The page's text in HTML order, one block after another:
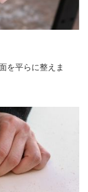
を平らに整えま